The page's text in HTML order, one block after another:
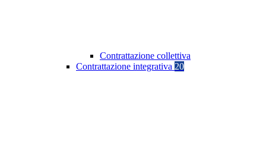
Contrattazione collettiva
Contrattazione integrativa 20